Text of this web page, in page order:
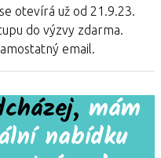
otevírá už od 21.9.23.
do výzvy zdarma.
email.
mám
nabídku